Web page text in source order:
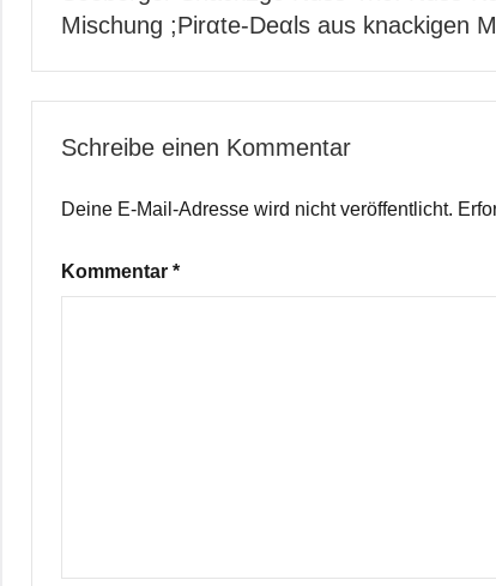
Mischung ;Pirαtе-Dеαls aus knackigen
Schreibe einen Kommentar
Deine E-Mail-Adresse wird nicht veröffentlicht.
Kommentar *